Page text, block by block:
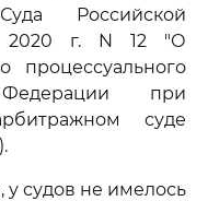
Российской
2020 г. N 12 "О
процессуального
при
суде
судов не имелось